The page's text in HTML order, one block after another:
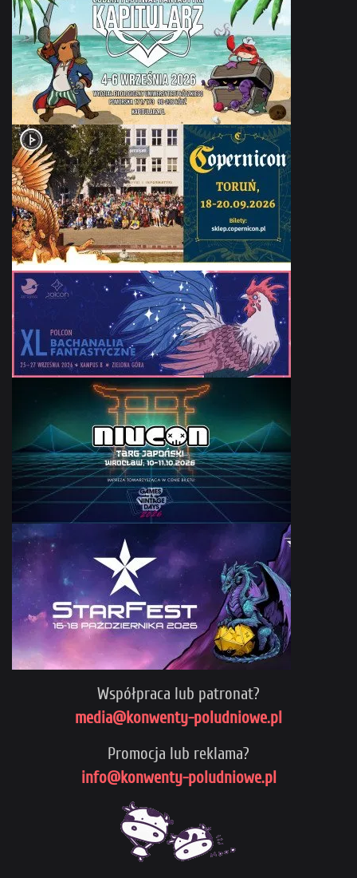
Współpraca lub patronat?
media@konwenty-poludniowe.pl
Promocja lub reklama?
info@konwenty-poludniowe.pl